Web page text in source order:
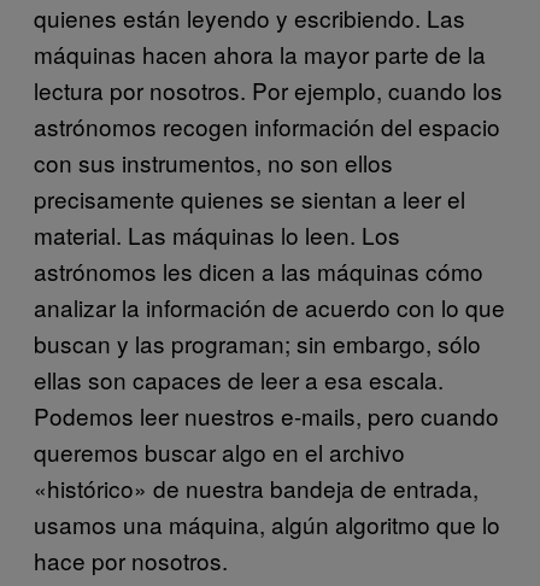
quienes están leyendo y escribiendo. Las
máquinas hacen ahora la mayor parte de la
lectura por nosotros. Por ejemplo, cuando los
astrónomos recogen información del espacio
con sus instrumentos, no son ellos
precisamente quienes se sientan a leer el
material. Las máquinas lo leen. Los
astrónomos les dicen a las máquinas cómo
analizar la información de acuerdo con lo que
buscan y las programan; sin embargo, sólo
ellas son capaces de leer a esa escala.
Podemos leer nuestros e-mails, pero cuando
queremos buscar algo en el archivo
«histórico» de nuestra bandeja de entrada,
usamos una máquina, algún algoritmo que lo
hace por nosotros.